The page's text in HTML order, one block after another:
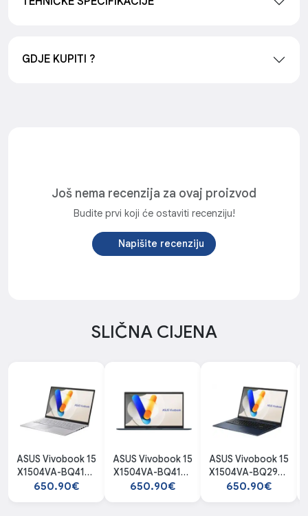
GDJE KUPITI ?
Još nema recenzija za ovaj proizvod
Budite prvi koji će ostaviti recenziju!
Napišite recenziju
SLIČNA CIJENA
ASUS Vivobook 15
X1504VA-BQ4105
laptop
650.90€
ASUS Vivobook 15
X1504VA-BQ4102
laptop
650.90€
ASUS Vivobook 15
X1504VA-BQ2947
NOT25277 laptop
650.90€